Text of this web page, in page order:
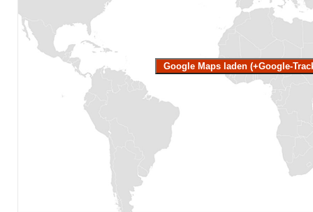
Google Maps laden (+Google-